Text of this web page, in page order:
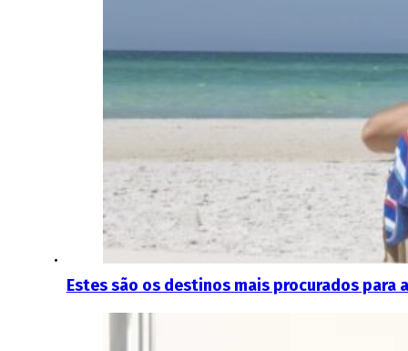
Estes são os destinos mais procurados para